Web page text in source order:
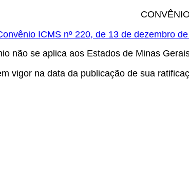
CONVÊNIO
ICMS nº 220, de 13 de dezembro
não se aplica aos Estados de Minas
vigor na data da publicação de sua